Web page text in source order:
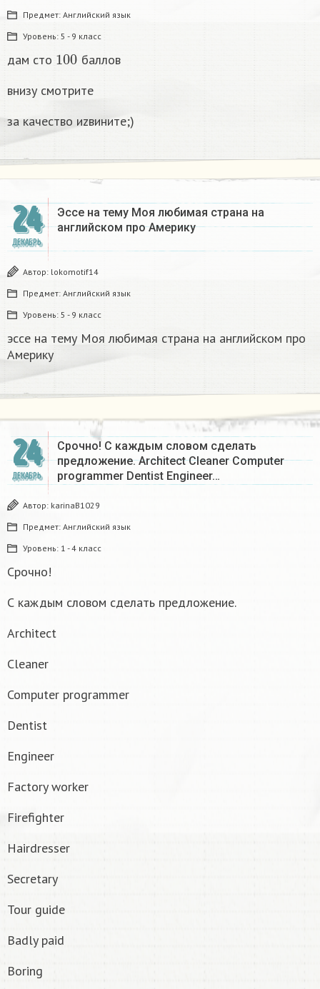
Предмет: Английский язык
Уровень: 5 - 9 класс
дам сто
100
баллов
внизу смотрите
за качество иzвините;)
24
ДЕКАБРЬ
Эссе на тему Моя любимая страна на
английском про Америку​
Автор: lokomotif14
Предмет: Английский язык
Уровень: 5 - 9 класс
эссе на тему Моя любимая страна на английском про
Америку​
24
ДЕКАБРЬ
Срочно! С каждым словом сделать
предложение. Architect Cleaner Computer
programmer Dentist Engineer…
Автор: karinaB1029
Предмет: Английский язык
Уровень: 1 - 4 класс
Срочно!
С каждым словом сделать предложение.
Architect
Cleaner
Computer programmer
Dentist
Engineer
Factory worker
Firefighter
Hairdresser
Secretary
Tour guide
Badly paid
Boring